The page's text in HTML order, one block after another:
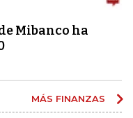
Mibanco ha
MÁS FINANZAS